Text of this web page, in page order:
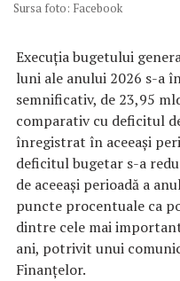
Sursa foto: Facebook
Execuția bugetului
luni ale anului 2026 s-a
semnificativ, de 23,95
comparativ cu deficitul
înregistrat în aceeași
deficitul bugetar s-a
de aceeași perioadă a
puncte procentuale ca
dintre cele mai
ani, potrivit unui
Finanțelor.